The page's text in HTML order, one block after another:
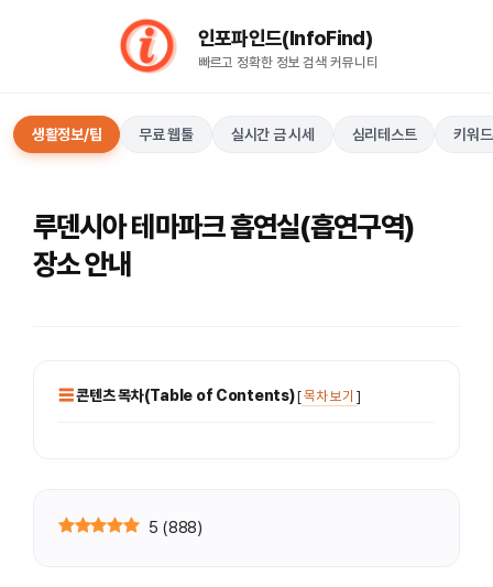
인포파인드(InfoFind)​​​​
빠르고 정확한 정보 검색 커뮤니티
생활정보/팁 무료 웹툴 실시간 금 시세 심리테스트 키워
루덴시아 테마파크 흡연실(흡연구역)
장소 안내
콘텐츠 목차(Table of Contents)[목차 보기 ]
5 (888)